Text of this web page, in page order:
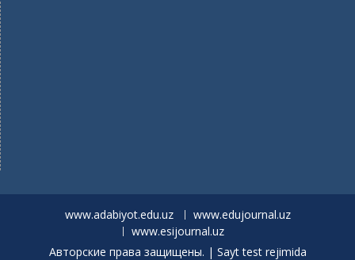
www.adabiyot.edu.uz
www.edujournal.uz
www.esijournal.uz
Авторские права защищены. | Sayt test rejimida